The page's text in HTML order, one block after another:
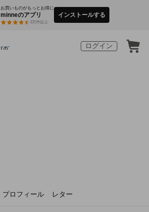
お買いものがもっとお得に
minneのアプリ
3万件以上
インストールする
ログイン
プロフィール レター